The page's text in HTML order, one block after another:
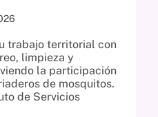
trabajo territorial con
limpieza y
la participación
de mosquitos.
de Servicios